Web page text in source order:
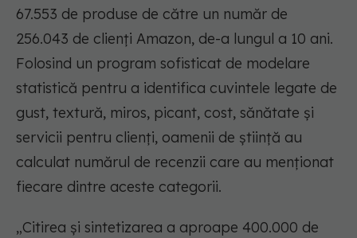
67.553 de produse de către un număr de
256.043 de clienți Amazon, de-a lungul a 10 ani.
Folosind un program sofisticat de modelare
statistică pentru a identifica cuvintele legate de
gust, textură, miros, picant, cost, sănătate și
servicii pentru clienți, oamenii de știință au
calculat numărul de recenzii care au menționat
fiecare dintre aceste categorii.
„Citirea și sintetizarea a aproape 400.000 de